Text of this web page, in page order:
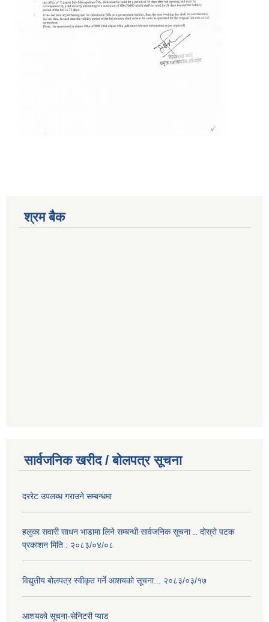
श्रम बैक
सार्वजनिक खरीद / बोलपत्र सूचना
दररेट उपलब्ध गराउने सम्बन्धमा
हलुका सवारी साधन भाडामा लिने सम्बन्धी सार्वजनिक सूचना .. दोस्रो पटक
प्रकाशन मिति : २०८३/०४/०८
विद्युतीय बोलपत्र स्वीकृत गर्ने आशयको सूचना... २०८३/०३/१७
आशयको सूचना-सेनिटरी प्याड